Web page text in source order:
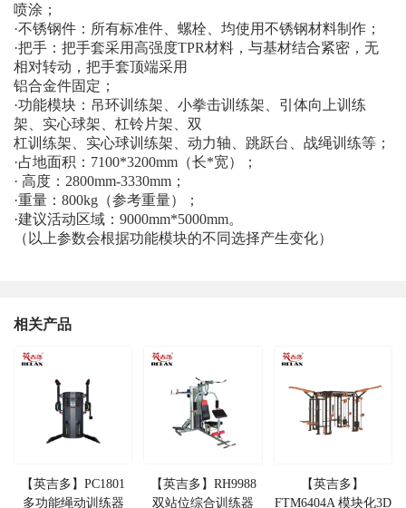
喷涂；
·不锈钢件：所有标准件、螺栓、均使用不锈钢材料制作；
·把手：把手套采用高强度TPR材料，与基材结合紧密，无
相对转动，把手套顶端采用
铝合金件固定；
·功能模块：吊环训练架、小拳击训练架、引体向上训练
架、实心球架、杠铃片架、双
杠训练架、实心球训练架、动力轴、跳跃台、战绳训练等；
·占地面积：7100*3200mm（长*宽）；
· 高度：2800mm-3330mm；
·重量：800kg（参考重量）；
·建议活动区域：9000mm*5000mm。
（以上参数会根据功能模块的不同选择产生变化）
相关产品
【英吉多】PC1801
多功能绳动训练器
【英吉多】RH9988
双站位综合训练器
【英吉多】
FTM6404A 模块化3D